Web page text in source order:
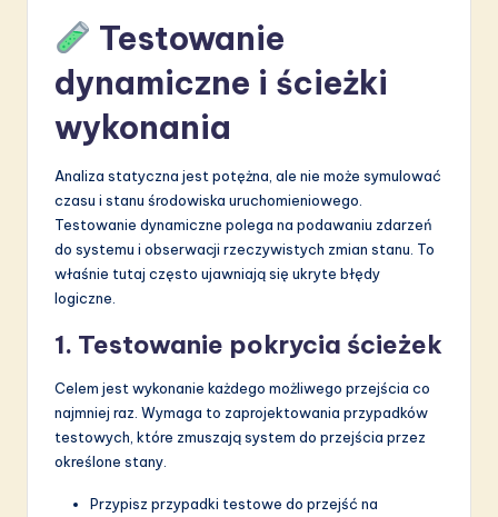
Testowanie
dynamiczne i ścieżki
wykonania
Analiza statyczna jest potężna, ale nie może symulować
czasu i stanu środowiska uruchomieniowego.
Testowanie dynamiczne polega na podawaniu zdarzeń
do systemu i obserwacji rzeczywistych zmian stanu. To
właśnie tutaj często ujawniają się ukryte błędy
logiczne.
1. Testowanie pokrycia ścieżek
Celem jest wykonanie każdego możliwego przejścia co
najmniej raz. Wymaga to zaprojektowania przypadków
testowych, które zmuszają system do przejścia przez
określone stany.
Przypisz przypadki testowe do przejść na